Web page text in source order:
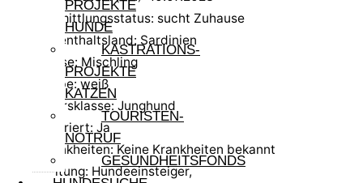
PROJEKTE
HUNDE
KASTRATIONS-
PROJEKTE
KATZEN
TOURISTEN-
NOTRUF
GESUNDHEITSFONDS
Vermittlungsstatus: sucht Zuhause
Aufenthaltsland: Sardinien
Rasse: Mischling
Farbe: weiß
Altersklasse: Junghund
kastriert: Ja
Krankheiten: Keine Krankheiten bekannt
Haltung: Hundeeinsteiger,